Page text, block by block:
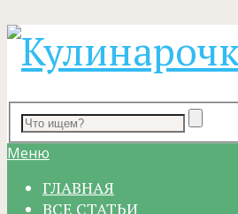
Меню
ГЛАВНАЯ
ВСЕ СТАТЬИ